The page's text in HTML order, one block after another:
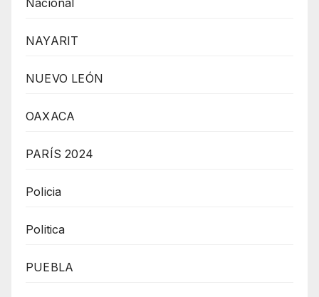
Nacional
NAYARIT
NUEVO LEÓN
OAXACA
PARÍS 2024
Policia
Politica
PUEBLA